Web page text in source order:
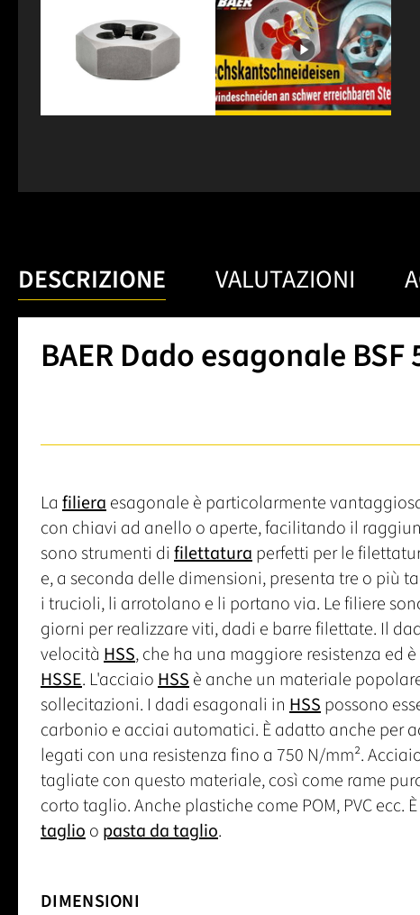
DESCRIZIONE VALUTAZIONI
BAER Dado esagonale BSF
La filieraesagonale è particolarmente
con chiavi ad anello o aperte, facilitando il
sono strumenti di filettaturaperfetti per le
e, a seconda delle dimensioni, presenta tre o
i trucioli, li arrotolano e li portano via. Le filiere
giorni per realizzare viti, dadi e barre filettate. Il
velocità HSS, che ha una maggiore resistenza ed
HSSE. L'acciaioHSSè anche un materiale
sollecitazioni. I dadi esagonali in HSSpossono
carbonio e acciai automatici. È adatto anche per
legati con una resistenza fino a 750 N/mm².
tagliate con questo materiale, così come rame
corto taglio. Anche plastiche come POM, PVC
taglioo pasta da taglio.
DIMENSIONI